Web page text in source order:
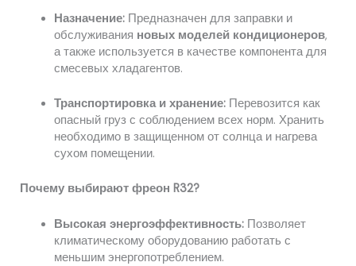
Назначение: Предназначен для заправки и
обслуживания новых моделей кондиционеров,
а также используется в качестве компонента для
смесевых хладагентов.
Транспортировка и хранение: Перевозится как
опасный груз с соблюдением всех норм. Хранить
необходимо в защищенном от солнца и нагрева
сухом помещении.
Почему выбирают фреон R32?
Высокая энергоэффективность: Позволяет
климатическому оборудованию работать с
меньшим энергопотреблением.